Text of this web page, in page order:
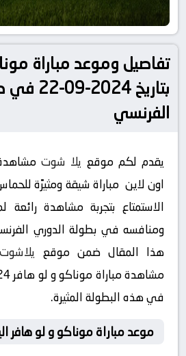
تفاصيل وموعد مباراة
بتاريخ
الفرنسي
يقدم لكم موقع يلا شوت
اون لاين مباراة شيقة ومثيرًة
الاستمتاع بتجربة مشاهدة رائعة
هذا المقال ضمن موقع يلاشوت
في هذه البطولة المثيرة.
موعد مباراة موناكو و لو هافر